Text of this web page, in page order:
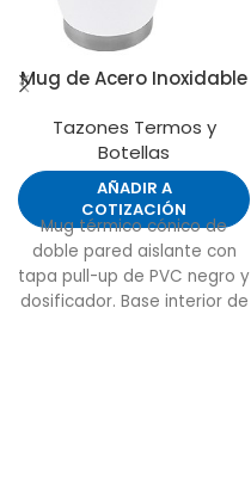
Mug de Acero Inoxidable
Tazones Termos y
Botellas
AÑADIR A
COTIZACIÓN
Mug térmico cónico de
doble pared aislante con
tapa pull-up de PVC negro y
dosificador. Base interior de